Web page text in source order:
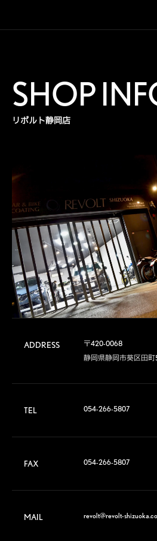
SHOP
リボルト静岡店
ADDRESS
〒420-0068
静岡県静岡市葵区田
TEL 054-266-5807
FAX 054-266-5807
MAIL revolt@revolt-